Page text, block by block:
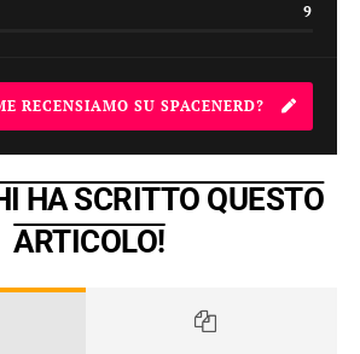
9
RECENSIAMO SU SPACENERD?
HA SCRITTO QUESTO
ARTICOLO!